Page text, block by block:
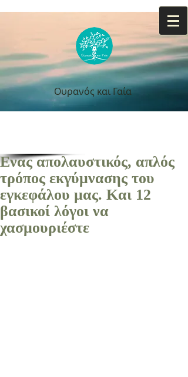
Ουρανός και Γαία
Ουρανός και Γαία
Ενας απολαυστικός, απλός
τρόπος εκγύμνασης του
εγκεφάλου μας. Και 12
βασικοί λόγοι να
χασμουριέστε